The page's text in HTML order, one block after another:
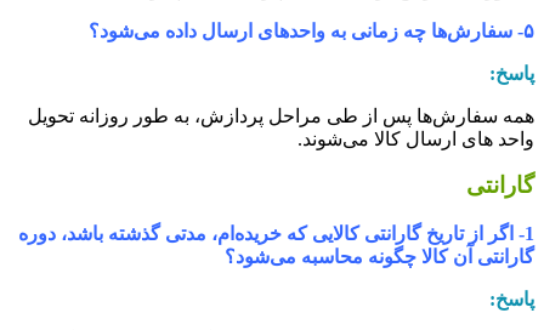
سفارش‌‏ها پس از طی مراحل پردازش، به طور روزانه تحویل
های ارسال کالا می‏‌شوند.
1- اگر از تاریخ گارانتی کالایی که خریده‌‏ام، مدتی گذشته باشد، دوره
آن کالا چگونه محاسبه می‌شود؟